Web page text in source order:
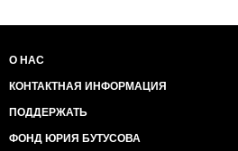
О НАС
КОНТАКТНАЯ ИНФОРМАЦИЯ
ПОДДЕРЖАТЬ
ФОНД ЮРИЯ БУТУСОВА